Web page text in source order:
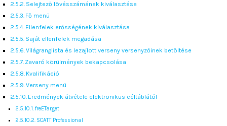
Selejtező lövésszámának kiválasztása
Fő menü
Ellenfelek erősségének kiválasztása
Saját ellenfelek megadása
Világranglista és lezajlott verseny versenyzőinek betöltése
Zavaró körülmények bekapcsolása
Kvalifikáció
Verseny menü
Eredmények átvétele elektronikus céltáblától
freETarget
SCATT Professional